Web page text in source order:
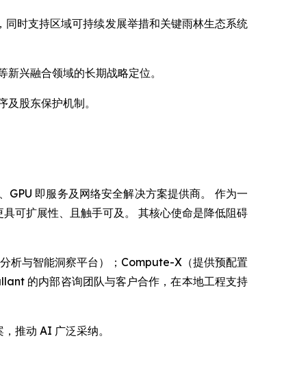
时支持区域可持续发展举措和关键雨林生态系统
兴融合领域的长期战略定位。
股东保护机制。
即服务及网络安全解决方案提供商。 作为一
可扩展性、且触手可及。 其核心使命是降低阻碍
析与智能洞察平台）；Compute-X（提供预配置
的内部咨询团队与客户合作，在本地工程支持
推动 AI 广泛采纳。